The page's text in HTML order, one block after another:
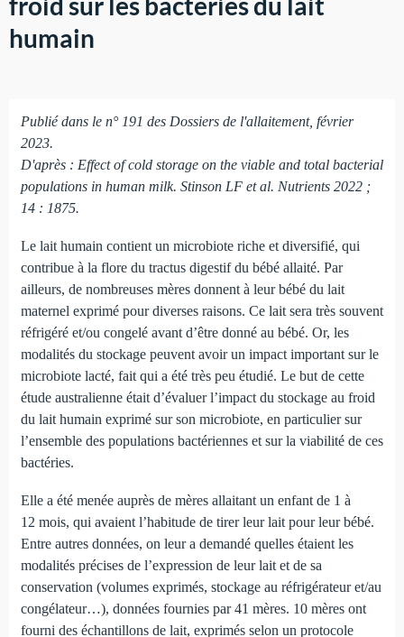
humain
Publié dans le n° 191 des Dossiers de l'allaitement, février
2023.
D'après : Effect of cold storage on the viable and total bacterial
populations in human milk. Stinson LF et al. Nutrients 2022 ;
14 : 1875.
Le lait humain contient un microbiote riche et diversifié, qui
contribue à la flore du tractus digestif du bébé allaité. Par
ailleurs, de nombreuses mères donnent à leur bébé du lait
maternel exprimé pour diverses raisons. Ce lait sera très souvent
réfrigéré et/ou congelé avant d’être donné au bébé. Or, les
modalités du stockage peuvent avoir un impact important sur le
microbiote lacté, fait qui a été très peu étudié. Le but de cette
étude australienne était d’évaluer l’impact du stockage au froid
du lait humain exprimé sur son microbiote, en particulier sur
l’ensemble des populations bactériennes et sur la viabilité de ces
bactéries.
Elle a été menée auprès de mères allaitant un enfant de 1 à
12 mois, qui avaient l’habitude de tirer leur lait pour leur bébé.
Entre autres données, on leur a demandé quelles étaient les
modalités précises de l’expression de leur lait et de sa
conservation (volumes exprimés, stockage au réfrigérateur et/au
congélateur…), données fournies par 41 mères. 10 mères ont
fourni des échantillons de lait, exprimés selon un protocole